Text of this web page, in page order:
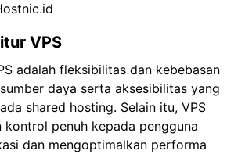
VPS
adalah fleksibilitas dan kebebasan
daya serta aksesibilitas yang
shared hosting. Selain itu, VPS
kontrol penuh kepada pengguna
dan mengoptimalkan performa